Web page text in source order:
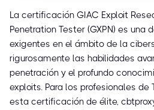
La certificación GIAC Exploit
Penetration Tester (GXPN) es
exigentes en el ámbito de la
rigurosamente las habilidades
penetración y el profundo
exploits. Para los profesionales de
esta certificación de élite,